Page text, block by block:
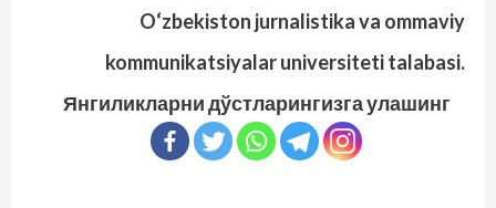
O‘zbekiston jurnalistika va ommaviy
kommunikatsiyalaruniversiteti talabasi.
Янгиликларни дўстларингизга улашинг